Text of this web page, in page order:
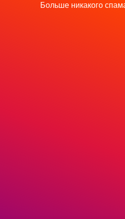
Больше никакого